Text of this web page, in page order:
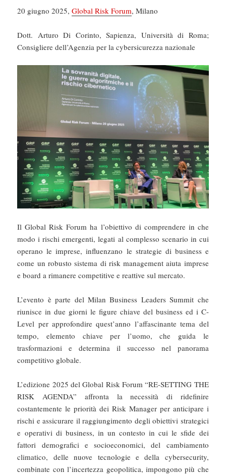
20 giugno 2025,Global Risk Forum, Milano
Dott. Arturo Di Corinto, Sapienza, Università di Roma;
Consigliere dell’Agenzia per la cybersicurezza nazionale
Il Global Risk Forum ha l’obiettivo di comprendere in che
modo i rischi emergenti, legati al complesso scenario in cui
operano le imprese, influenzano le strategie di business e
come un robusto sistema di risk management aiuta imprese
e board a rimanere competitive e reattive sul mercato.
L’evento è parte del Milan Business Leaders Summit che
riunisce in due giorni le figure chiave del business ed i C-
Level per approfondire quest’anno l’affascinante tema del
tempo, elemento chiave per l’uomo, che guida le
trasformazioni e determina il successo nel panorama
competitivo globale.
L’edizione 2025 del Global Risk Forum “RE-SETTING THE
RISK AGENDA” affronta la necessità di ridefinire
costantemente le priorità dei Risk Manager per anticipare i
rischi e assicurare il raggiungimento degli obiettivi strategici
e operativi di business, in un contesto in cui le sfide dei
fattori demografici e socioeconomici, del cambiamento
climatico, delle nuove tecnologie e della cybersecurity,
combinate con l’incertezza geopolitica, impongono più che